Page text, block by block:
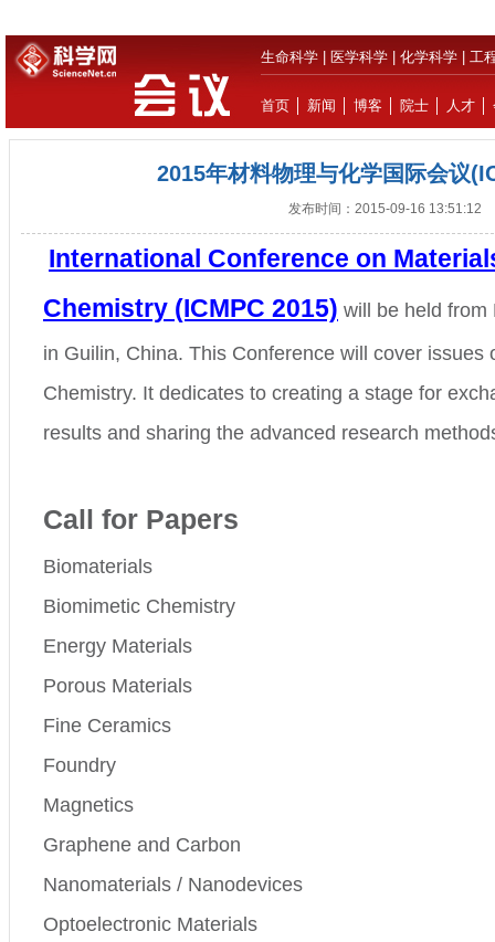
生命科学 医学科学 化学科学 工
首页 新闻 博客 院士 人才
2015年材料物理与化学国际会议
发布时间：2015-09-16 13:51:12
International Conference on
Chemistry (ICMPC 2015) will be held from
in Guilin, China. This Conference will cover issues
Chemistry. It dedicates to creating a stage for
results and sharing the advanced research
Call for Papers
Biomaterials
Biomimetic Chemistry
Energy Materials
Porous Materials
Fine Ceramics
Foundry
Magnetics
Graphene and Carbon
Nanomaterials / Nanodevices
Optoelectronic Materials